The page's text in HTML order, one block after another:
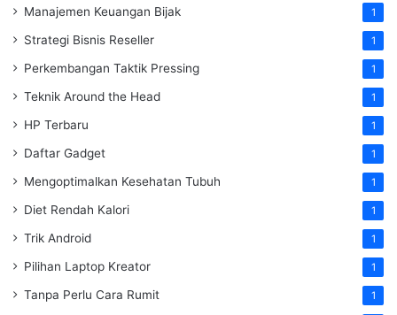
Manajemen Keuangan Bijak 1
Strategi Bisnis Reseller 1
Perkembangan Taktik Pressing 1
Teknik Around the Head 1
HP Terbaru 1
Daftar Gadget 1
Mengoptimalkan Kesehatan Tubuh 1
Diet Rendah Kalori 1
Trik Android 1
Pilihan Laptop Kreator 1
Tanpa Perlu Cara Rumit 1